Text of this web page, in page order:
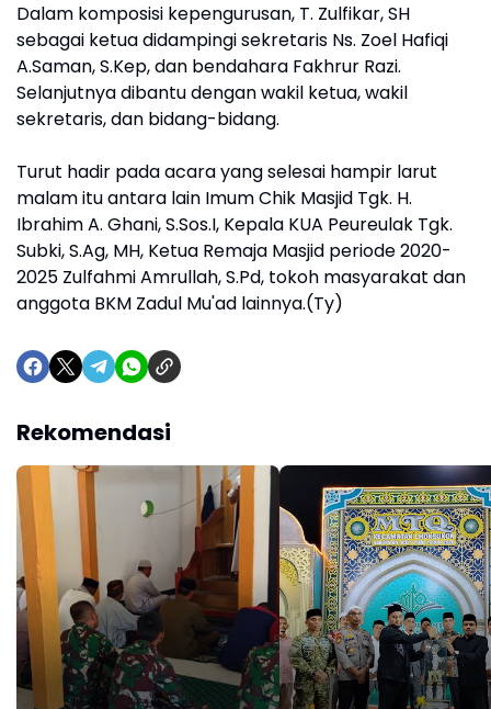
Dalam komposisi kepengurusan, T. Zulfikar, SH
sebagai ketua didampingi sekretaris Ns. Zoel Hafiqi
A.Saman, S.Kep, dan bendahara Fakhrur Razi.
Selanjutnya dibantu dengan wakil ketua, wakil
sekretaris, dan bidang-bidang.
Turut hadir pada acara yang selesai hampir larut
malam itu antara lain Imum Chik Masjid Tgk. H.
Ibrahim A. Ghani, S.Sos.I, Kepala KUA Peureulak Tgk.
Subki, S.Ag, MH, Ketua Remaja Masjid periode 2020-
2025 Zulfahmi Amrullah, S.Pd, tokoh masyarakat dan
anggota BKM Zadul Mu'ad lainnya.(Ty)
Rekomendasi